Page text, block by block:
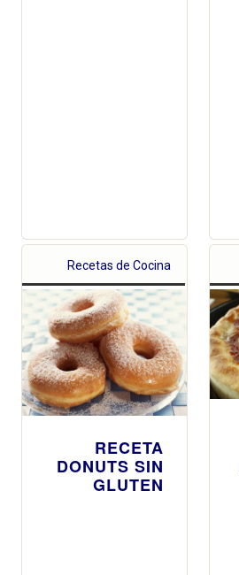
Recetas de Cocina
RECETA
DONUTS SIN
GLUTEN